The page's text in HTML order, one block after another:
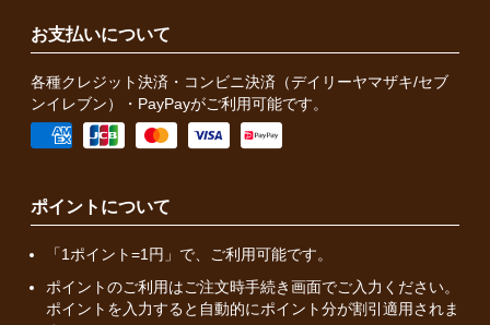
お支払いについて
各種クレジット決済・コンビニ決済（デイリーヤマザキ/セブ
ンイレブン）・PayPayがご利用可能です。
ポイントについて
「1ポイント=1円」で、ご利用可能です。
ポイントのご利用はご注文時手続き画面でご入力ください。
ポイントを入力すると自動的にポイント分が割引適用されま